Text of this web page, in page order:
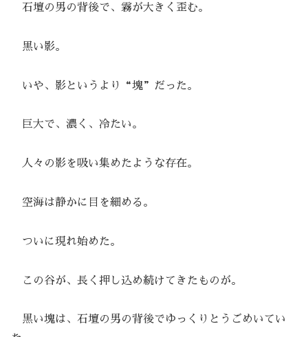
石壇の男の背後で、霧が大きく歪む。
黒い影。
いや、影というより“塊”だった。
巨大で、濃く、冷たい。
人々の影を吸い集めたような存在。
空海は静かに目を細める。
ついに現れ始めた。
この谷が、長く押し込め続けてきたものが。
黒い塊は、石壇の男の背後でゆっくりとうごめいてい